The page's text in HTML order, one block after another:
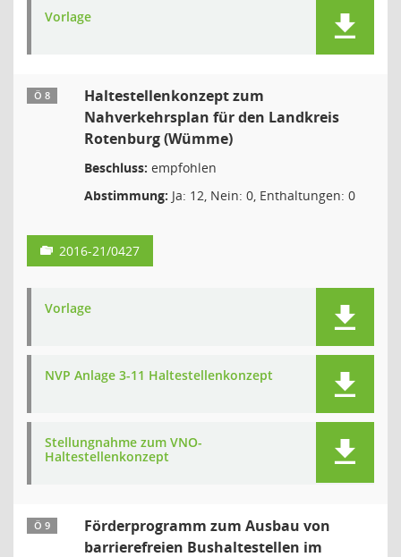
Vorlage
Ö 8
Haltestellenkonzept zum
Nahverkehrsplan für den Landkreis
Rotenburg (Wümme)
Beschluss: empfohlen
Abstimmung: Ja: 12, Nein: 0, Enthaltungen: 0
2016-21/0427
Vorlage
NVP Anlage 3-11 Haltestellenkonzept
Stellungnahme zum VNO-
Haltestellenkonzept
Ö 9
Förderprogramm zum Ausbau von
barrierefreien Bushaltestellen im